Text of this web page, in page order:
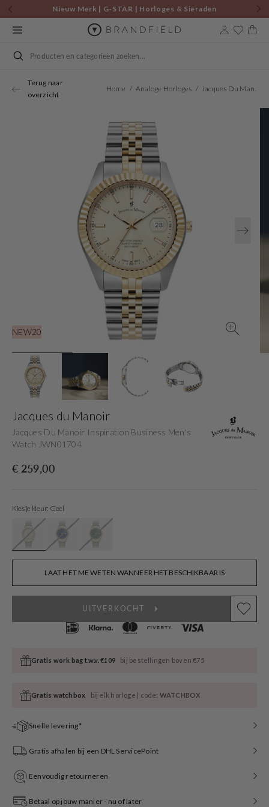
Skip to
content
Nieuw Merk | G-STAR | Horloges & Sieraden
Cart
Search
Terug naar
overzicht
Home Analoge Horloges Jacques Du Manoir Inspiration Business Men's Watch JWN01704
NEW20
media
in
gallery
view
Jacques du Manoir
Jacques Du Manoir Inspiration Business Men's
Watch JWN01704
Originele
€ 259,00
Kies je kleur: Geel
LAAT HET ME WETEN WANNEER HET BESCHIKBAAR IS
UITVERKOCHT
Gratis work bag t.w.v. €109 bij bestellingen boven €75
Gratis watchbox bij elk horloge | code: WATCHBOX
Snelle levering*
Gratis afhalen bij een DHL ServicePoint
Eenvoudig retourneren
Betaal op jouw manier - nu of later